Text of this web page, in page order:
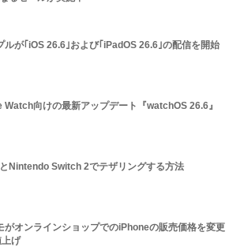
ルが｢iOS 26.6｣および｢iPadOS 26.6｣の配信を開始
Watch向けの最新アップデート『watchOS 26.6』
とNintendo Switch 2でテザリングする方法
がオンラインショップでのiPhoneの販売価格を変更
げ